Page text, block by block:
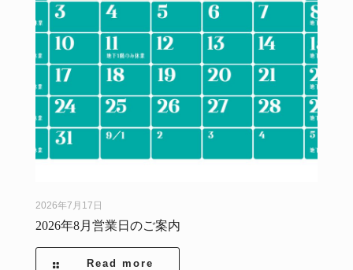
2026年7月17日
2026年8月営業日のご案内
Read more